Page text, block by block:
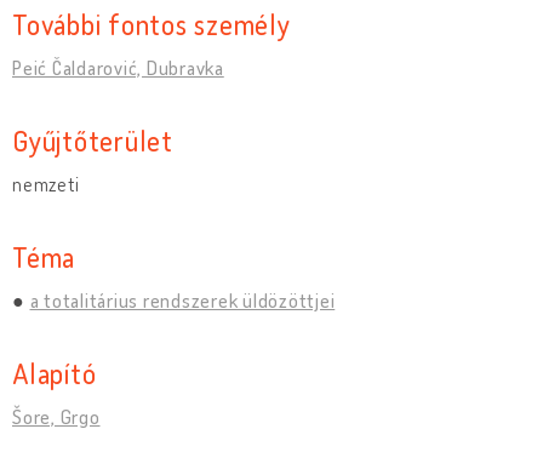
További fontos személy
Peić Čaldarović, Dubravka
Gyűjtőterület
nemzeti
Téma
a totalitárius rendszerek üldözöttjei
Alapító
Šore, Grgo